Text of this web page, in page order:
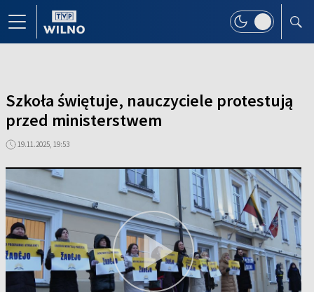
Szkoła świętuje, nauczyciele protestują
przed ministerstwem
19.11.2025, 19:53